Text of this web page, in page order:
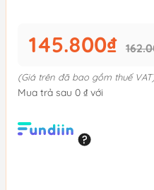
145.800₫
(Giá trên đã bao gồm thuế
Mua trả sau 0 ₫ với